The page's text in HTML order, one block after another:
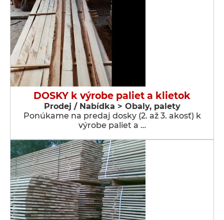
DOSKY k výrobe paliet a klietok
Prodej / Nabídka > Obaly, palety
Ponúkame na predaj dosky (2. až 3. akosť) k
výrobe paliet a …